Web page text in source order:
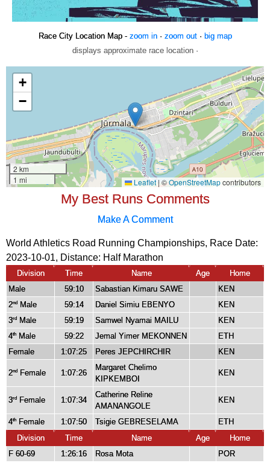
Race City Location Map - zoom in· zoom out· big map
displays approximate race location ·
My Best Runs Comments
Make A Comment
World Athletics Road Running Championships, Race Date:
2023-10-01, Distance: Half Marathon
Division Time Name Age
Home
Male
59:10 Sabastian Kimaru SAWE
KEN
2nd Male 59:14 Daniel Simiu EBENYO
KEN
3rd Male 59:19 Samwel Nyamai MAILU
KEN
4th Male 59:22 Jemal Yimer MEKONNEN
ETH
Female
1:07:25 Peres JEPCHIRCHIR KEN
2nd Female 1:07:26
Margaret Chelimo
KIPKEMBOI
KEN
3rd Female 1:07:34
Catherine Reline
AMANANGOLE
KEN
4th Female 1:07:50 Tsigie GEBRESELAMA
ETH
Division
Time Name Age
Home
F 60-69
1:26:16 Rosa Mota POR